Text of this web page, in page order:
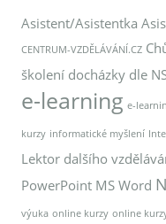
Asistent/Asistentka
CENTRUM-VZDĚLÁVÁNÍ.CZ
školení docházky dle
e-learning e-
kurzy informatické myšlení
Lektor dalšího
PowerPoint MS Word
výuka online kurzy online